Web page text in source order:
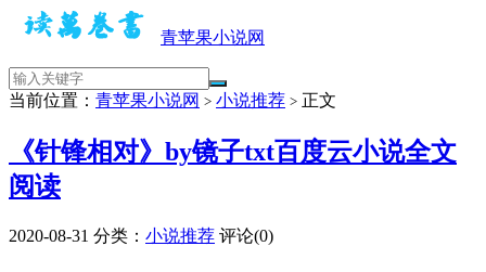
青苹果小说网
当前位置： 青苹果小说网 > 小说推荐 > 正文
《针锋相对》by镜子txt百度云小说全文
阅读
2020-08-31 分类： 小说推荐 评论(0)